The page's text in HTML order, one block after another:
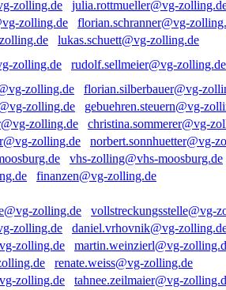
julia.rottmueller@vg-
florian.schranner@vg-
lukas.schuett@vg-zolling.de
rudolf.sellmeier@vg-zolling.de
florian.silberbauer@vg-
gebuehren.steuern@vg-
christina.sommerer@vg-
norbert.sonnhuetter@vg-
vhs-zolling@vhs-moosburg.de
finanzen@vg-zolling.de
vollstreckungsstelle@vg-
daniel.vrhovnik@vg-
martin.weinzierl@vg-
renate.weiss@vg-zolling.de
tahnee.zeilmaier@vg-